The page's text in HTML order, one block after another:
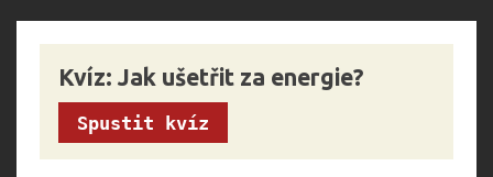
Kvíz: Jak ušetřit za energie?
Spustit kvíz